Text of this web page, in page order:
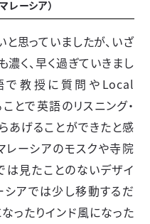
ーシア）
思っていましたが、いざ
く、早く過ぎていきまし
で教授に質問や Local
とで英語のリスニング・
あげることができたと感
レーシアのモスクや寺院
は見たことのないデザイ
シアでは少し移動するだ
ったりインド風になった